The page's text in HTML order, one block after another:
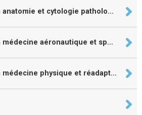
et cytologie pathologique
aéronautique et spatiale
physique et réadaptation